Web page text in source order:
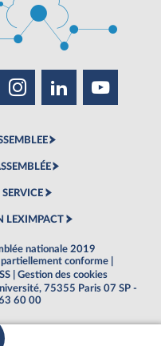
LEXIMPACT
nationale 2019
conforme
Gestion des cookies
75355 Paris 07 SP -
60 00